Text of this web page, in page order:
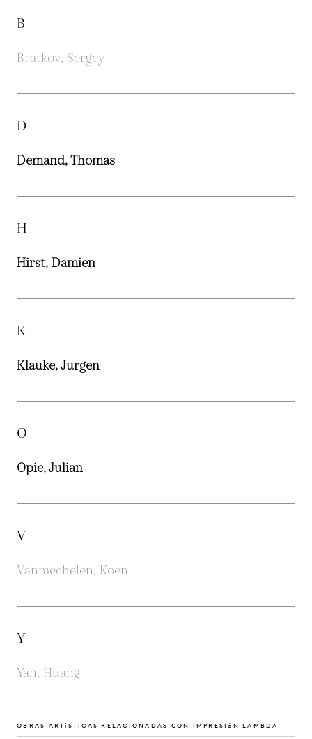
B
Bratkov, Sergey
D
Demand, Thomas
H
Hirst, Damien
K
Klauke, Jurgen
O
Opie, Julian
V
Vanmechelen, Koen
Y
Yan, Huang
OBRAS ARTíSTICAS RELACIONADAS CON IMPRESIóN LAMBDA